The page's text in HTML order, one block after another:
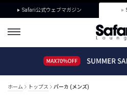
Safari公式ウェブマガジン
ホーム トップス パーカ (メンズ)